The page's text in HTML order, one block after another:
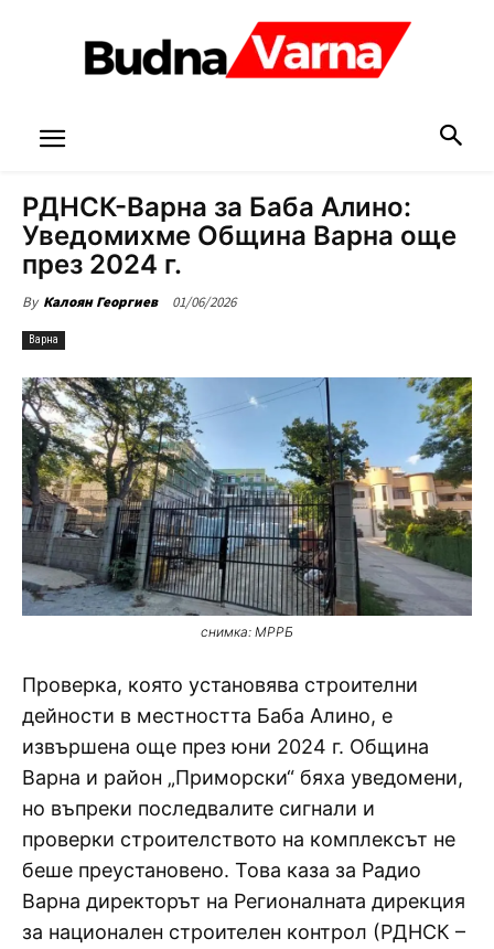
РДНСК-Варна за Баба Алино:
Уведомихме Община Варна още
през 2024 г.
By Калоян Георгиев 01/06/2026
Варна
снимка: МРРБ
Проверка, която установява строителни
дейности в местността Баба Алино, е
извършена още през юни 2024 г. Община
Варна и район „Приморски“ бяха уведомени,
но въпреки последвалите сигнали и
проверки строителството на комплексът не
беше преустановено. Това каза за Радио
Варна директорът на Регионалната дирекция
за национален строителен контрол (РДНСК –